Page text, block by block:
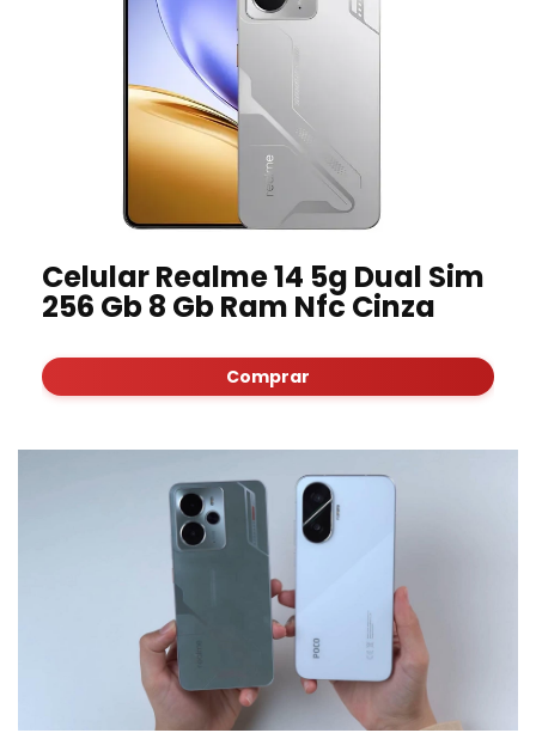
Celular Realme 14 5g Dual Sim
256 Gb 8 Gb Ram Nfc Cinza
Comprar